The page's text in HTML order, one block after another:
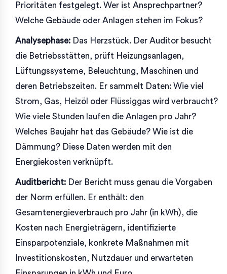
Prioritäten festgelegt. Wer ist Ansprechpartner?
Welche Gebäude oder Anlagen stehen im Fokus?
Analysephase: Das Herzstück. Der Auditor besucht
die Betriebsstätten, prüft Heizungsanlagen,
Lüftungssysteme, Beleuchtung, Maschinen und
deren Betriebszeiten. Er sammelt Daten: Wie viel
Strom, Gas, Heizöl oder Flüssiggas wird verbraucht?
Wie viele Stunden laufen die Anlagen pro Jahr?
Welches Baujahr hat das Gebäude? Wie ist die
Dämmung? Diese Daten werden mit den
Energiekosten verknüpft.
Auditbericht: Der Bericht muss genau die Vorgaben
der Norm erfüllen. Er enthält: den
Gesamtenergieverbrauch pro Jahr (in kWh), die
Kosten nach Energieträgern, identifizierte
Einsparpotenziale, konkrete Maßnahmen mit
Investitionskosten, Nutzdauer und erwarteten